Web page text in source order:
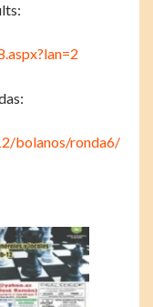
bolanos/ronda6/